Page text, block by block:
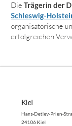
DieTrägerin der
Schleswig-
organisatorische
erfolgreichen
Kiel
Hans-Detlev-Prien-
24106 Kiel